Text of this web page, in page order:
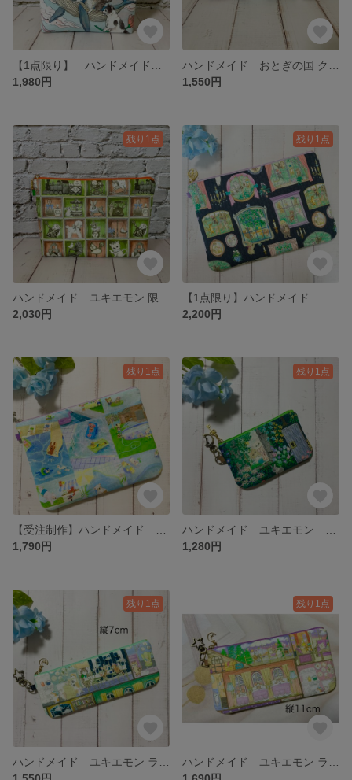
1,980円
1,550円
残り1点
2,030円
残り1点
2,200円
残り1点
1,790円
残り1点
1,280円
残り1点 残り1点